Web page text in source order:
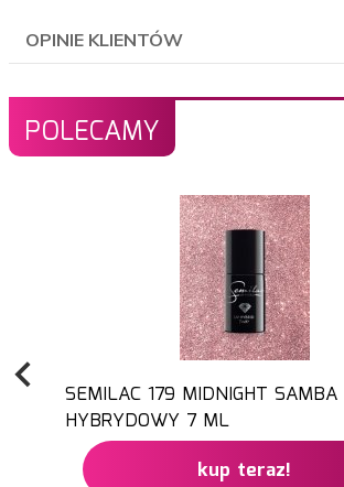
OPINIE KLIENTÓW
POLECAMY
SEMILAC 179 MIDNIGHT SAMBA
HYBRYDOWY 7 ML
kup teraz!